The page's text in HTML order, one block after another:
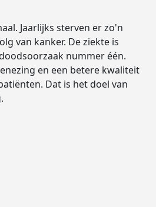
Jaarlijks sterven er zo'n
van kanker. De ziekte is
nummer één.
en een betere kwaliteit
Dat is het doel van